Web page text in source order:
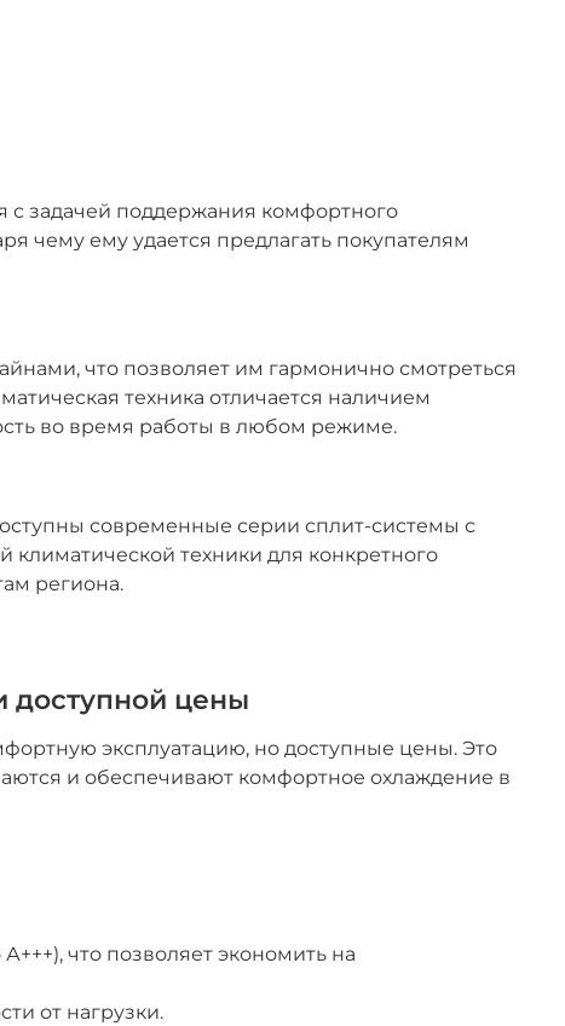
с задачей поддержания комфортного
чему ему удается предлагать покупателям
что позволяет им гармонично смотреться
техника отличается наличием
во время работы в любом режиме.
современные серии сплит-системы с
техники для конкретного
региона.
доступной цены
эксплуатацию, но доступные цены. Это
и обеспечивают комфортное охлаждение в
что позволяет экономить на
от нагрузки.